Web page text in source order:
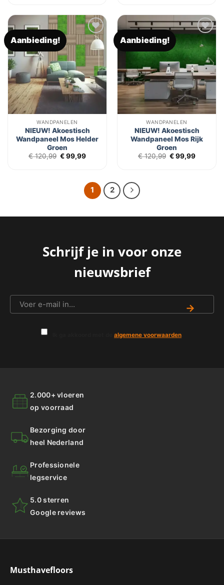
Aanbieding!
Toevoegen
aan
verlanglijst
WANDPANELEN
NIEUW! Akoestisch
Wandpaneel Mos Helder
Groen
€120,99 Oorspronkelijke
€99,99Huidige
Aanbieding!
Toevoegen
aan
verlanglijst
WANDPANELEN
NIEUW! Akoestisch
Wandpaneel Mos Rijk
Groen
€120,99 €99,99Huidige
1 2
Schrijf je in voor onze
nieuwsbrief
→
algemene voorwaarden
2.000+ vloeren
op voorraad
Bezorging door
heel Nederland
Professionele
legservice
5.0 sterren
Google reviews
Musthavefloors